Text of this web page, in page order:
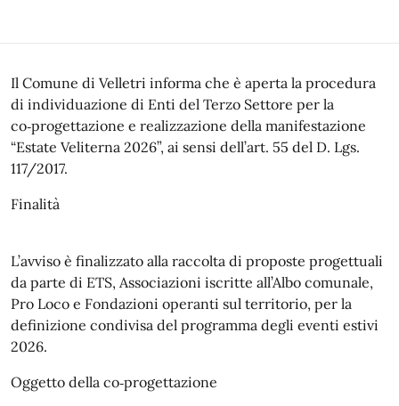
Il Comune di Velletri informa che è aperta la procedura
di individuazione di Enti del Terzo Settore per la
co‑progettazione e realizzazione della manifestazione
“Estate Veliterna 2026”, ai sensi dell’art. 55 del D. Lgs.
117/2017.
Finalità
L’avviso è finalizzato alla raccolta di proposte progettuali
da parte di ETS, Associazioni iscritte all’Albo comunale,
Pro Loco e Fondazioni operanti sul territorio, per la
definizione condivisa del programma degli eventi estivi
2026.
Oggetto della co‑progettazione